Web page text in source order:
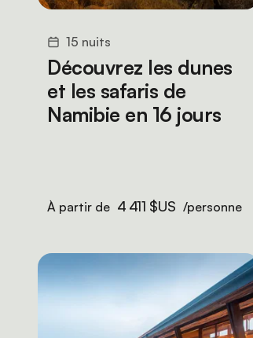
15 nuits
Découvrez les dunes
et les safaris de
Namibie en 16 jours
À partir de 4 411 $US /personne